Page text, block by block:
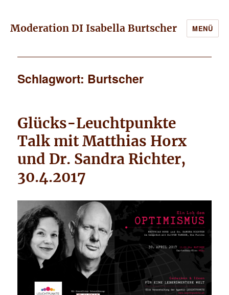
Moderation DI Isabella Burtscher MENÜ
Schlagwort: Burtscher
Glücks-Leuchtpunkte
Talk mit Matthias Horx
und Dr. Sandra Richter,
30.4.2017